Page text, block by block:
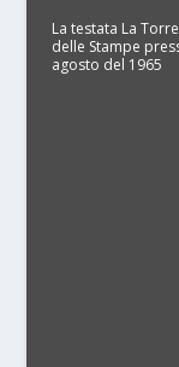
La testata La
delle Stampe
agosto del 1965